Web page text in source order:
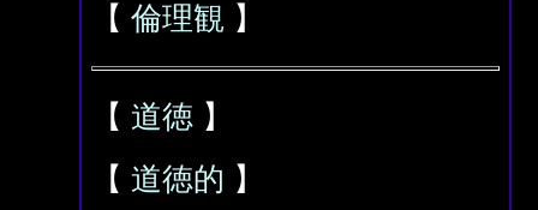
【 倫理観 】
【 道徳 】
【 道徳的 】